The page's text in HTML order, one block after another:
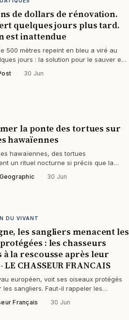
de dollars de rénovation.
quelques jours plus tard.
est inattendue
500 mètres repeint en bleu a viré au
jours : la solution pour le sauver est
30 Jun
la ponte des tortues sur
hawaïennes
hawaïennes, des tortues
un rituel nocturne si précis que la
30 Jun
DU VIVANT
les sangliers menacent les
: les chasseurs
à la rescousse après leur
CHASSEUR FRANCAIS
européen, voit ses oiseaux protégés
les sangliers. Faut-il rappeler les
Français 30 Jun